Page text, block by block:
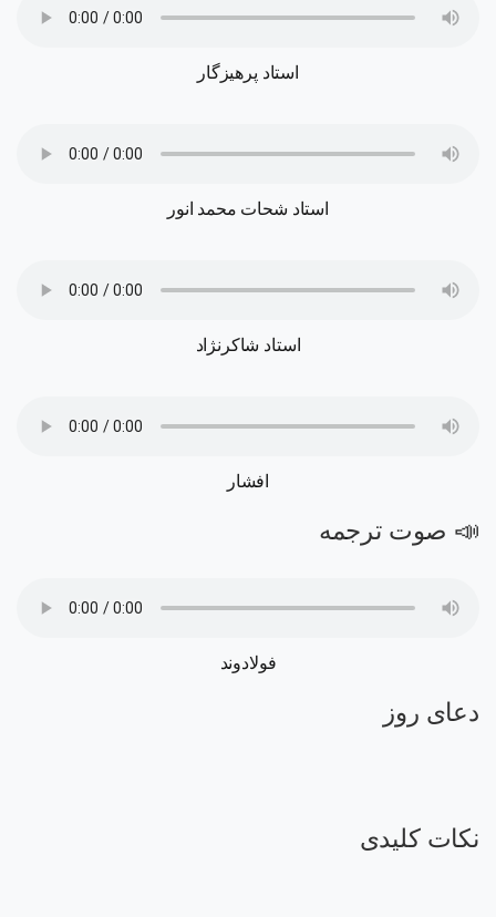
استاد پرهیزگار
استاد شحات محمد انور
استاد شاکرنژاد
افشار
📣 صوت ترجمه
فولادوند
دعای روز
نکات کلیدی